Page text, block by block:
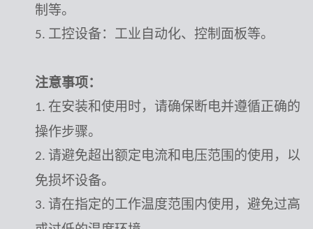
制等。
5. 工控设备：工业自动化、控制面板等。
注意事项：
1. 在安装和使用时，请确保断电并遵循正确的
操作步骤。
2. 请避免超出额定电流和电压范围的使用，以
免损坏设备。
3. 请在指定的工作温度范围内使用，避免过高